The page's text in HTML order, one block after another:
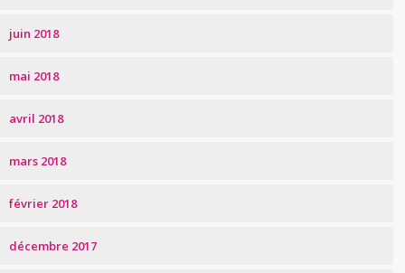
juin 2018
mai 2018
avril 2018
mars 2018
février 2018
décembre 2017